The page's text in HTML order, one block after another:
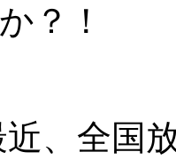
？！
、全国